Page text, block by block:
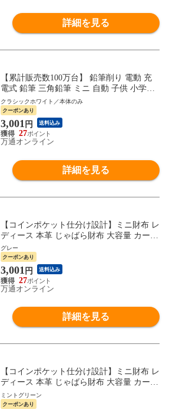
詳細を見る
【累計販売数100万台】 鉛筆削り 電動 充
電式 鉛筆 三角鉛筆 ミニ 自動 子供 小学生
おしゃれ 静音 小型 受験 鉛筆けずり 女の
子 男の子 コンパクト 削りすぎ防止 誕生日
入学祝い プレゼント TOKAIZ トカイズ 文
房具
クラシックホワイト／本体のみ
クーポンあり
3,001 円 送料込み
27
万通オンライン
詳細を見る
【コインポケット仕分け設計】ミニ財布 レ
ディース 本革 じゃばら財布 大容量 カード
収納 小銭仕分け 外ポケット付き スキミン
グ防止 かわいい ブランド コインソート 小
銭入れ レシートも収納可能 プレゼント TO
KAIZ Lite
グレー
クーポンあり
3,001 円 送料込み
27
万通オンライン
詳細を見る
【コインポケット仕分け設計】ミニ財布 レ
ディース 本革 じゃばら財布 大容量 カード
収納 小銭仕分け 外ポケット付き スキミン
グ防止 かわいい ブランド コインソート 小
ミントグリーン
クーポンあり